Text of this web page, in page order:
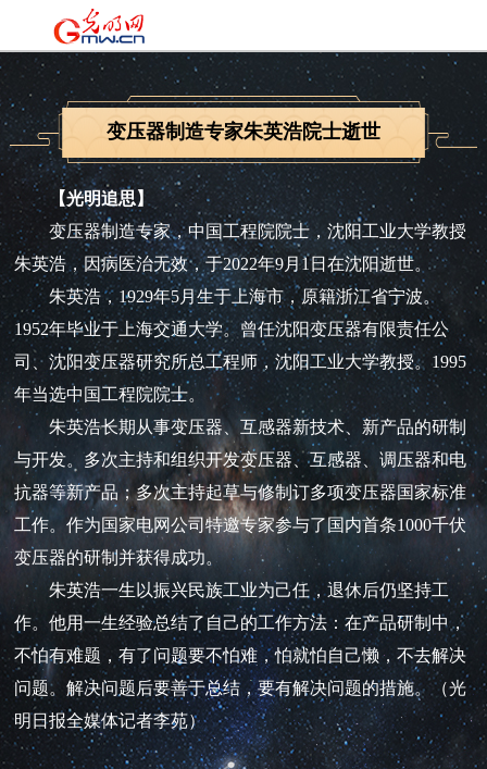
变压器制造专家朱英浩院士逝世
【光明追思】
变压器制造专家，中国工程院院士，沈阳工业大学教授
朱英浩，因病医治无效，于2022年9月1日在沈阳逝世。
朱英浩，1929年5月生于上海市，原籍浙江省宁波。
1952年毕业于上海交通大学。曾任沈阳变压器有限责任公
司、沈阳变压器研究所总工程师，沈阳工业大学教授。1995
年当选中国工程院院士。
朱英浩长期从事变压器、互感器新技术、新产品的研制
与开发。多次主持和组织开发变压器、互感器、调压器和电
抗器等新产品；多次主持起草与修制订多项变压器国家标准
工作。作为国家电网公司特邀专家参与了国内首条1000千伏
变压器的研制并获得成功。
朱英浩一生以振兴民族工业为己任，退休后仍坚持工
作。他用一生经验总结了自己的工作方法：在产品研制中，
不怕有难题，有了问题要不怕难，怕就怕自己懒，不去解决
问题。解决问题后要善于总结，要有解决问题的措施。（光
明日报全媒体记者李苑）